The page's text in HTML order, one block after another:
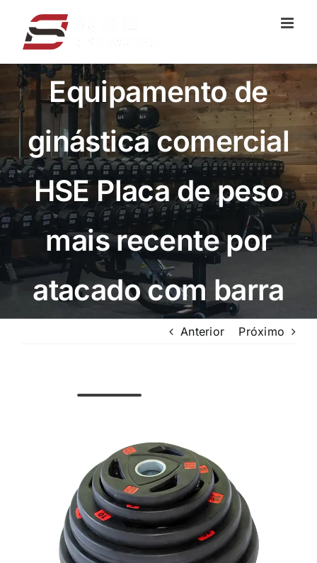
conteúdo
Equipamento de
ginástica comercial
HSE Placa de peso
mais recente por
atacado com barra
Anterior Próximo